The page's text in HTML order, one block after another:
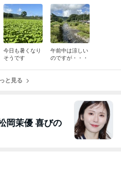
今日も暑くなり
そうです
午前中は涼しい
のですが・・・
と見る
岡茉優 喜びの